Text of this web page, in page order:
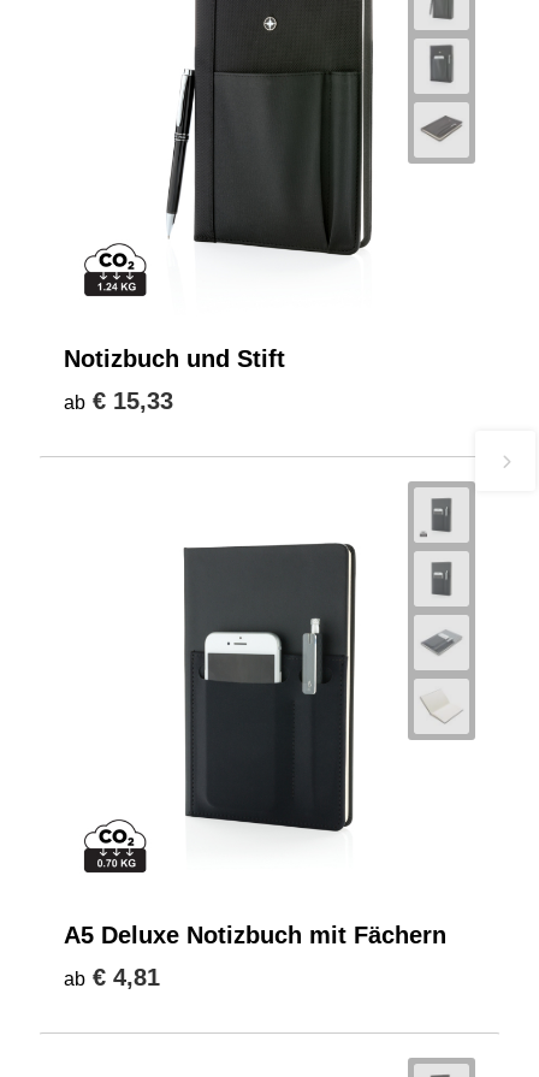
Notizbuch und Stift
ab € 15,33
A5 Deluxe Notizbuch mit Fächern
ab € 4,81